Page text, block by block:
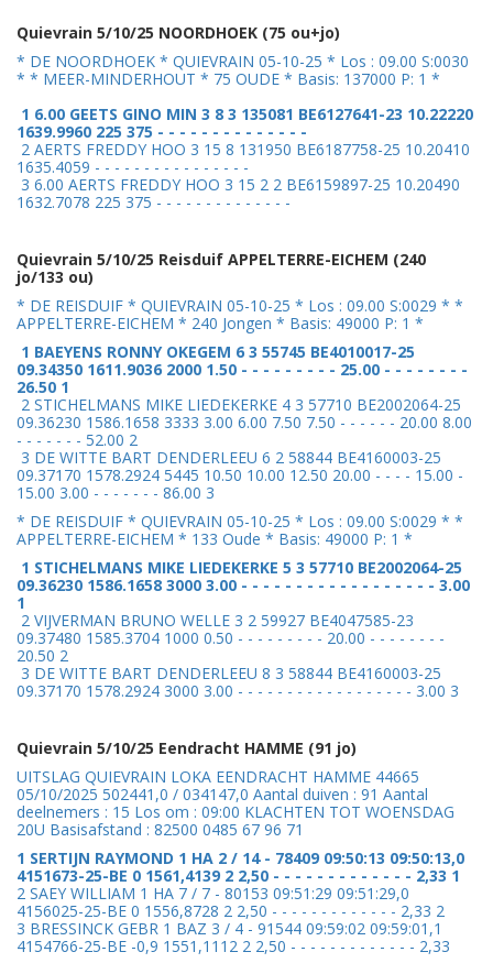
Quievrain 5/10/25 NOORDHOEK (75 ou+jo)
* DE NOORDHOEK * QUIEVRAIN 05-10-25 * Los : 09.00 S:0030
* * MEER-MINDERHOUT * 75 OUDE * Basis: 137000 P: 1 *
1 6.00 GEETS GINO MIN 3 8 3 135081 BE6127641-23 10.22220
1639.9960 225 375 - - - - - - - - - - - - - -
2 AERTS FREDDY HOO 3 15 8 131950 BE6187758-25 10.20410
1635.4059 - - - - - - - - - - - - - - - -
3 6.00 AERTS FREDDY HOO 3 15 2 2 BE6159897-25 10.20490
1632.7078 225 375 - - - - - - - - - - - - - -
Quievrain 5/10/25 Reisduif APPELTERRE-EICHEM (240
jo/133 ou)
* DE REISDUIF * QUIEVRAIN 05-10-25 * Los : 09.00 S:0029 * *
APPELTERRE-EICHEM * 240 Jongen * Basis: 49000 P: 1 *
1 BAEYENS RONNY OKEGEM 6 3 55745 BE4010017-25
09.34350 1611.9036 2000 1.50 - - - - - - - - - 25.00 - - - - - - - -
26.50 1
2 STICHELMANS MIKE LIEDEKERKE 4 3 57710 BE2002064-25
09.36230 1586.1658 3333 3.00 6.00 7.50 7.50 - - - - - - 20.00 8.00
- - - - - - - 52.00 2
3 DE WITTE BART DENDERLEEU 6 2 58844 BE4160003-25
09.37170 1578.2924 5445 10.50 10.00 12.50 20.00 - - - - 15.00 -
15.00 3.00 - - - - - - - 86.00 3
* DE REISDUIF * QUIEVRAIN 05-10-25 * Los : 09.00 S:0029 * *
APPELTERRE-EICHEM * 133 Oude * Basis: 49000 P: 1 *
1 STICHELMANS MIKE LIEDEKERKE 5 3 57710 BE2002064-25
09.36230 1586.1658 3000 3.00 - - - - - - - - - - - - - - - - - - 3.00
1
2 VIJVERMAN BRUNO WELLE 3 2 59927 BE4047585-23
09.37480 1585.3704 1000 0.50 - - - - - - - - - 20.00 - - - - - - - -
20.50 2
3 DE WITTE BART DENDERLEEU 8 3 58844 BE4160003-25
09.37170 1578.2924 3000 3.00 - - - - - - - - - - - - - - - - - - 3.00 3
Quievrain 5/10/25 Eendracht HAMME (91 jo)
UITSLAG QUIEVRAIN LOKA EENDRACHT HAMME 44665
05/10/2025 502441,0 / 034147,0 Aantal duiven : 91 Aantal
deelnemers : 15 Los om : 09:00 KLACHTEN TOT WOENSDAG
20U Basisafstand : 82500 0485 67 96 71
1 SERTIJN RAYMOND 1 HA 2 / 14 - 78409 09:50:13 09:50:13,0
4151673-25-BE 0 1561,4139 2 2,50 - - - - - - - - - - - - - 2,33 1
2 SAEY WILLIAM 1 HA 7 / 7 - 80153 09:51:29 09:51:29,0
4156025-25-BE 0 1556,8728 2 2,50 - - - - - - - - - - - - - 2,33 2
3 BRESSINCK GEBR 1 BAZ 3 / 4 - 91544 09:59:02 09:59:01,1
4154766-25-BE -0,9 1551,1112 2 2,50 - - - - - - - - - - - - - 2,33